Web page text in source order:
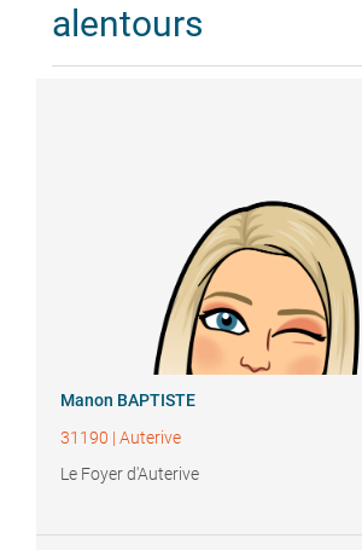
alentours
Manon BAPTISTE
31190 | Auterive
Le Foyer d'Auterive